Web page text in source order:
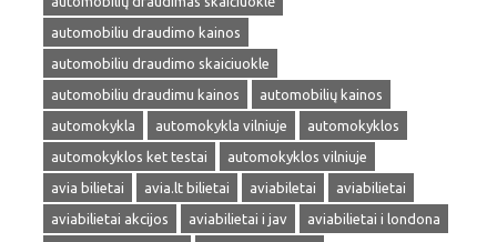
automobiliu draudimo kainos
automobiliu draudimo skaiciuokle
automobiliu draudimu kainos
automobilių kainos
automokykla
automokykla vilniuje
automokyklos
automokyklos ket testai
automokyklos vilniuje
avia bilietai
avia.lt bilietai aviabiletai
aviabilietai
aviabilietai akcijos
aviabilietai i jav
aviabilietai i londona